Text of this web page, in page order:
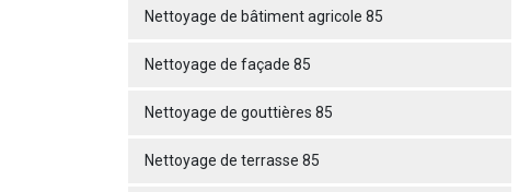
Nettoyage de bâtiment agricole 85
Nettoyage de façade 85
Nettoyage de gouttières 85
Nettoyage de terrasse 85